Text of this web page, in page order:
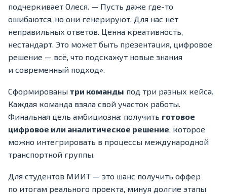
подчеркивает Олеся. — Пусть даже где-то
ошибаются, но они генерируют. Для нас нет
неправильных ответов. Ценна креативность,
нестандарт. Это может быть презентация, цифровое
решение — всё, что подскажут новые знания
и современный подход».
Сформированы три команды под три разных кейса.
Каждая команда взяла свой участок работы.
Финальная цель амбициозна: получить готовое
цифровое или аналитическое решение, которое
можно интегрировать в процессы международной
транспортной группы.
Для студентов МИИТ — это шанс получить оффер
по итогам реального проекта, минуя долгие этапы